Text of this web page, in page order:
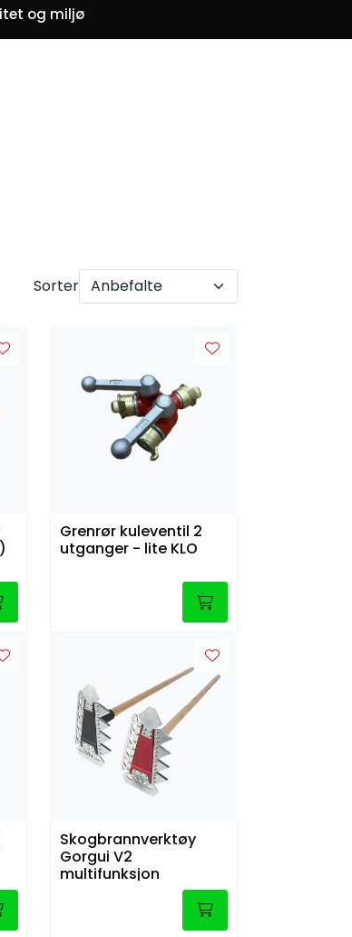
Om oss
og miljø
Sorter
Grenrør kuleventil 2
utganger - lite KLO
Skogbrannverktøy
Gorgui V2
multifunksjon